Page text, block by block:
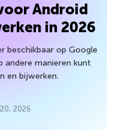
Android
in 2026
beschikbaar op Google
andere manieren kunt
en bijwerken.
2026